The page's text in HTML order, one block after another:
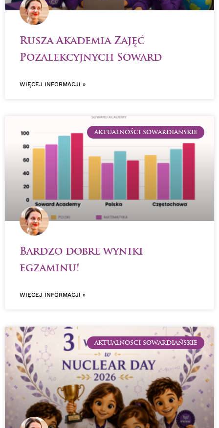
Rusza Akademia Zajęć
Pozalekcyjnych Soward
WIĘCEJ INFORMACJI »
AKTUALNOŚCI SOWARDIAŃSKIE
Bardzo dobre wyniki
egzaminu!
WIĘCEJ INFORMACJI »
AKTUALNOŚCI SOWARDIAŃSKIE